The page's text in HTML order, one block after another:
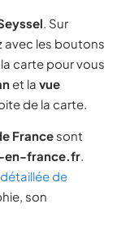
. Sur
avec les boutons
carte pour vous
et la vue
de la carte.
France sont
en-france.fr.
de
son